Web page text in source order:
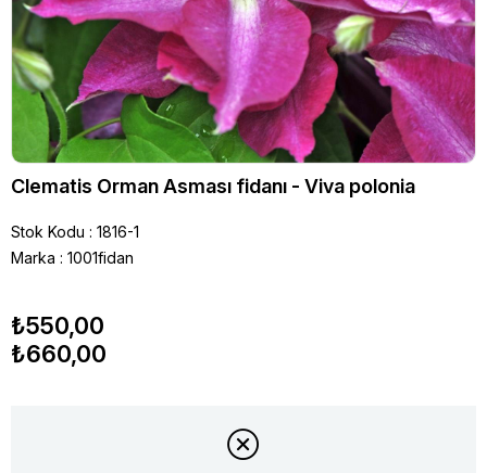
Clematis Orman Asması fidanı - Viva polonia
Stok Kodu
1816-1
Marka : 1001fidan
₺550,00
₺660,00